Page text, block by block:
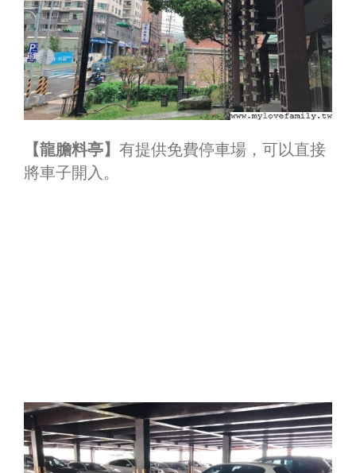
【龍膽料亭】 有提供免費停車場，可以直接
將車子開入。